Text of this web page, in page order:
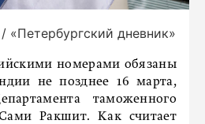
«Петербургский дневник»
номерами обязаны
не позднее 16 марта,
таможенного
Ракшит. Как считает